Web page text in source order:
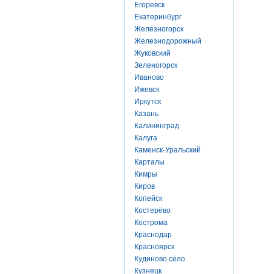
Егоревск
Екатеринбург
Железногорск
Железнодорожный
Жуковский
Зеленогорск
Иваново
Ижевск
Иркутск
Казань
Калининград
Калуга
Каменск-Уральский
Карталы
Кимры
Киров
Копейск
Костерёво
Кострома
Краснодар
Красноярск
Кудиново село
Кузнецк